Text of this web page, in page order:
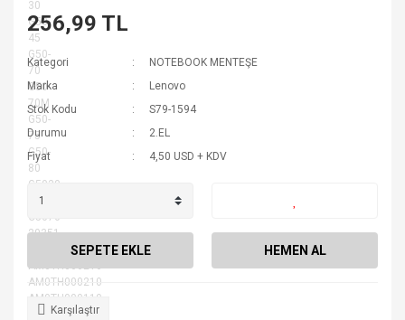
256,99 TL
Kategori
NOTEBOOK MENTEŞE
Marka
Lenovo
Stok Kodu
S79-1594
Durumu
2.EL
Fiyat
4,50 USD + KDV
SEPETE EKLE HEMEN AL
Karşılaştır